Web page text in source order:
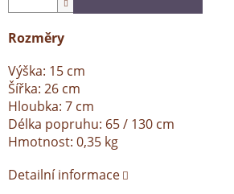
Rozměry
Výška: 15 cm
Šířka: 26 cm
Hloubka: 7 cm
Délka popruhu: 65 / 130 cm
Hmotnost: 0,35 kg
Detailní informace